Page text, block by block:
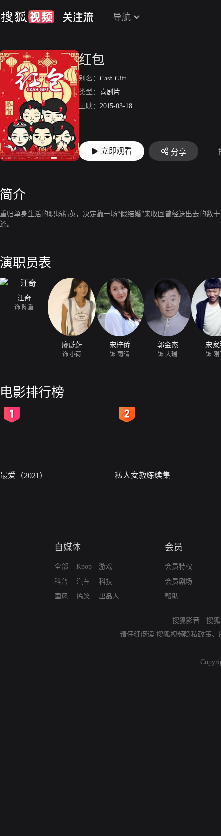
导航
红包
别名： Cash Gift
类型： 喜剧片
上映： 2015-03-18
立即观看 分享
简介
重归单身生活的职场精英，决定靠一场“假结婚”来收回曾经送出去的数
还。
演职员表
汪奇
饰 陈重
廖蔚蔚
饰 小荷
宋梓侨
饰 雨晴
郭金杰
饰 大瑞
宋家
饰 刚
电影排行榜
最爱（2021） 私人女教练续集
自媒体
全部
科普
国风
Kpop
汽车
搞笑
游戏
科技
出品人
会员
会员特权
会员剧场
帮助
搜狐影音 - 搜
请仔细阅读 搜狐视频隐私政策、